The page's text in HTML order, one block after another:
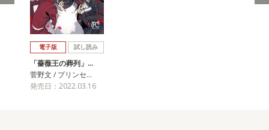
電子版 試し読み
「薔薇王の葬列」…
菅野文 / プリンセ…
発売日：2022.03.16